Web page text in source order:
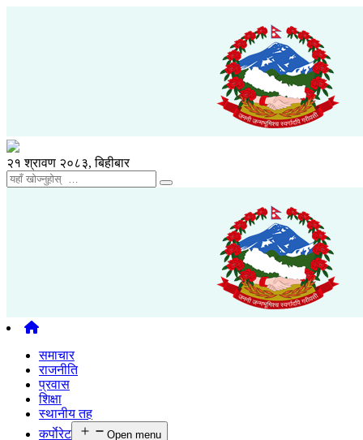
२१ श्रावण २०८३, बिहीबार
समाचार
राजनीति
प्रवास
शिक्षा
स्थानीय तह
कर्पाेरेट
Open menu